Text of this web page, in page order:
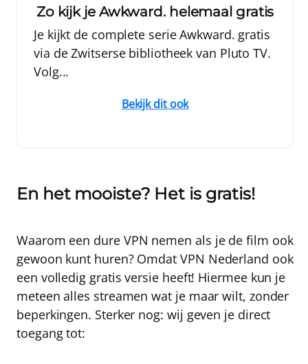
Zo kijk je Awkward. helemaal gratis
Je kijkt de complete serie Awkward. gratis
via de Zwitserse bibliotheek van Pluto TV.
Volg...
Bekijk dit ook
En het mooiste? Het is gratis!
Waarom een dure VPN nemen als je de film ook
gewoon kunt huren? Omdat VPN Nederland ook
een volledig gratis versie heeft! Hiermee kun je
meteen alles streamen wat je maar wilt, zonder
beperkingen. Sterker nog: wij geven je direct
toegang tot: